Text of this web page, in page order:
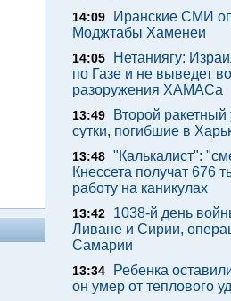
14:09
Иранские СМИ
Моджтабы Хаменеи
14:05
Нетаниягу:
по Газе и не выведет
разоружения ХАМАСа
13:49
Второй
сутки, погибшие в
13:48 "Калькалист":
Кнессета получат 676
работу на каникулах
13:42
1038-й день
Ливане и Сирии,
Самарии
13:34
Ребенка
он умер от теплового